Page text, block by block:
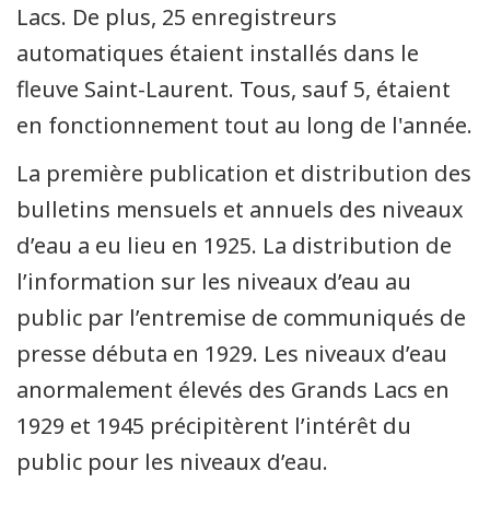
Lacs. De plus, 25 enregistreurs
automatiques étaient installés dans le
fleuve Saint-Laurent. Tous, sauf 5, étaient
en fonctionnement tout au long de l'année.
La première publication et distribution des
bulletins mensuels et annuels des niveaux
d’eau a eu lieu en 1925. La distribution de
l’information sur les niveaux d’eau au
public par l’entremise de communiqués de
presse débuta en 1929. Les niveaux d’eau
anormalement élevés des Grands Lacs en
1929 et 1945 précipitèrent l’intérêt du
public pour les niveaux d’eau.